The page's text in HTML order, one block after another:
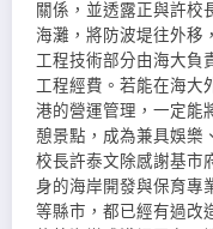
關係，並透露正與許校
海灘，將防波堤往外移
工程技術部分由海大負
工程經費。若能在海大
港的營運管理，一定能
憩景點，成為兼具娛樂
校長許泰文除感謝基市
身的海岸開發與保育專
等縣市，都已經有過改